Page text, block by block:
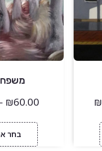
₪
₪60.00
בחר